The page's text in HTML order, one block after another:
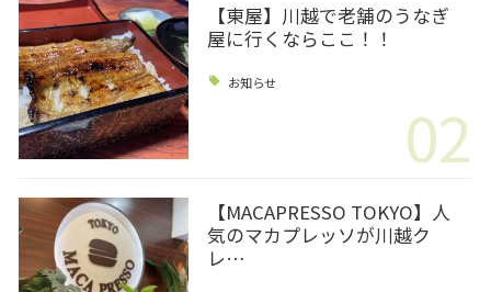
【東屋】川越で老舗のうなぎ
屋に行くならここ！！
お知らせ
02
【MACAPRESSO TOKYO】人
気のマカプレッソが川越ク
レ…